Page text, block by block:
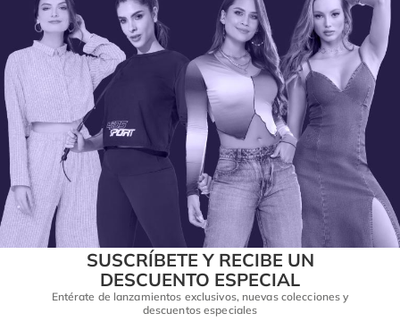
SUSCRÍBETE Y RECIBE UN
DESCUENTO ESPECIAL
Entérate de lanzamientos exclusivos, nuevas colecciones y
descuentos especiales